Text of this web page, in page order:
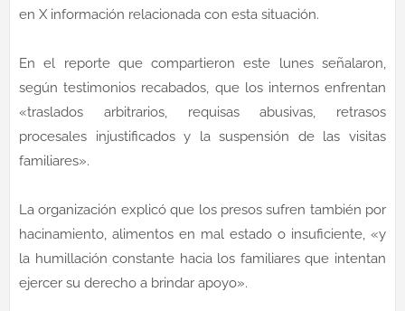
en X información relacionada con esta situación.
En el reporte que compartieron este lunes señalaron,
según testimonios recabados, que los internos enfrentan
«traslados arbitrarios, requisas abusivas, retrasos
procesales injustificados y la suspensión de las visitas
familiares».
La organización explicó que los presos sufren también por
hacinamiento, alimentos en mal estado o insuficiente, «y
la humillación constante hacia los familiares que intentan
ejercer su derecho a brindar apoyo».